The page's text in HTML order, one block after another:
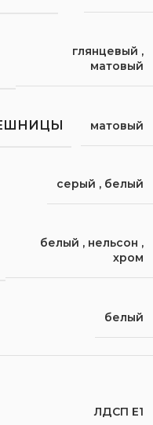
глянцевый ,
матовый
матовый
серый , белый
белый , нельсон ,
хром
белый
ЛДСП Е1